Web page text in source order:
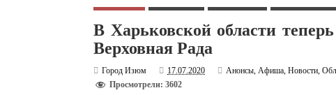
В Харьковской области
Верховная Рада
Город Изюм 17.07.2020 Анонсы,Афиша,Новости,
Просмотрели: 3602